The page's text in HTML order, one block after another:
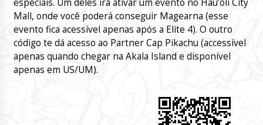
especiais. Um deles irá ativar um evento no Hau’oli City
Mall, onde você poderá conseguir Magearna (esse
evento fica acessível apenas após a Elite 4). O outro
código te dá acesso ao Partner Cap Pikachu (accessível
apenas quando chegar na Akala Island e disponível
apenas em US/UM).